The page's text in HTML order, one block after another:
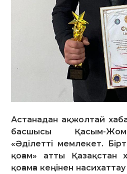
Астанадан ақжолтай
басшысы Қасым-
«Әділетті мемлекет.
қоғам» атты Қазақстан
қоғамға кеңінен